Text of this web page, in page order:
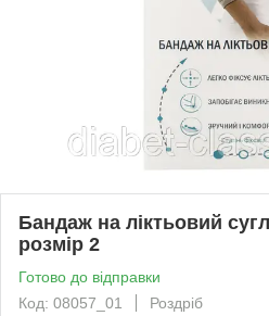
Бандаж на ліктьовий
розмір 2
Готово до відправки
Код: 08057_01
Роздріб